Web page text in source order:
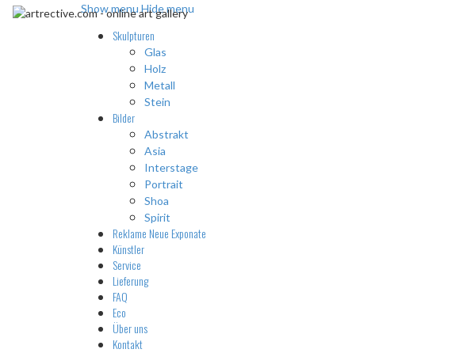
Show menu Hide menu
Skulpturen
Glas
Holz
Metall
Stein
Bilder
Abstrakt
Asia
Interstage
Portrait
Shoa
Spirit
Reklame Neue Exponate
Künstler
Service
Lieferung
FAQ
Eco
Über uns
Kontakt